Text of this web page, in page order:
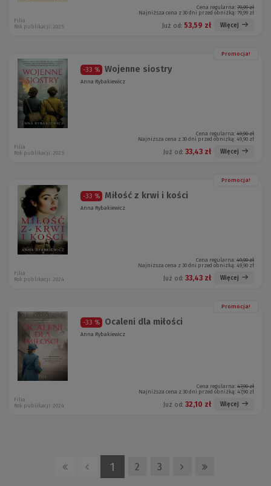
Cena regularna: 79,99 zł
Najniższa cena z 30 dni przed obniżką: 79,99 zł
Już od: 53,59 zł Więcej
Filia
Rok publikacji: 2025
Promocja!
-33 % Wojenne siostry
Anna Rybakiewicz
Cena regularna: 49,90 zł
Najniższa cena z 30 dni przed obniżką: 49,90 zł
Już od: 33,43 zł Więcej
Filia
Rok publikacji: 2025
Promocja!
-33 % Miłość z krwi i kości
Anna Rybakiewicz
Cena regularna: 49,90 zł
Najniższa cena z 30 dni przed obniżką: 49,90 zł
Już od: 33,43 zł Więcej
Filia
Rok publikacji: 2024
Promocja!
-33 % Ocaleni dla miłości
Anna Rybakiewicz
Cena regularna: 47,90 zł
Najniższa cena z 30 dni przed obniżką: 47,90 zł
Już od: 32,10 zł Więcej
Filia
Rok publikacji: 2024
1 2 3